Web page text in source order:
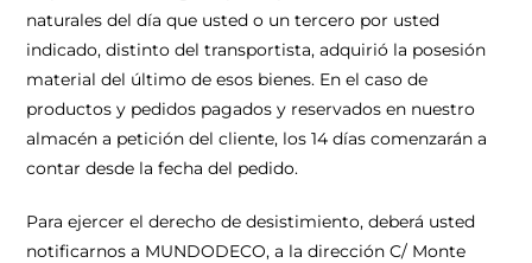
naturales del día que usted o un tercero por usted
indicado, distinto del transportista, adquirió la posesión
material del último de esos bienes. En el caso de
productos y pedidos pagados y reservados en nuestro
almacén a petición del cliente, los 14 días comenzarán a
contar desde la fecha del pedido.
Para ejercer el derecho de desistimiento, deberá usted
notificarnos a MUNDODECO, a la dirección C/ Monte